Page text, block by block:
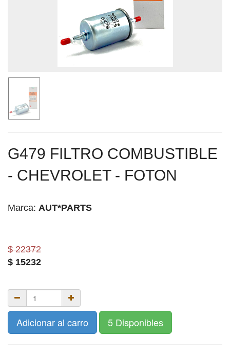
G479 FILTRO COMBUSTIBLE
- CHEVROLET - FOTON
Marca: AUT*PARTS
$ 22372
$ 15232
Adicionar al carro 5 Disponibles